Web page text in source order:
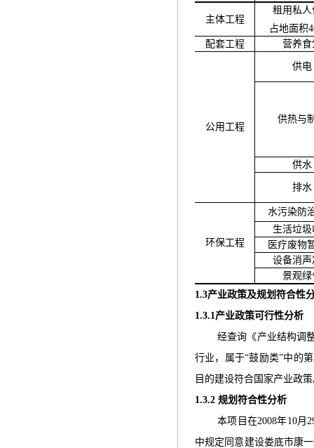
主体工程
租用私人
占地面积
配套工程
营养食
公用工程
供电
供热与
供水
排水
环保工程
水污染防
生活垃
医疗废物
设备消声
景观绿
1.3产业政策及规划符合性
1.3.1产业政策可行性分析
经查询《产业结构调
行业，属于“鼓励类”中的
目的建设符合国家产业政
1.3.2 规划符合性分析
本项目在2008年10月
中规定同意建设娄底市康